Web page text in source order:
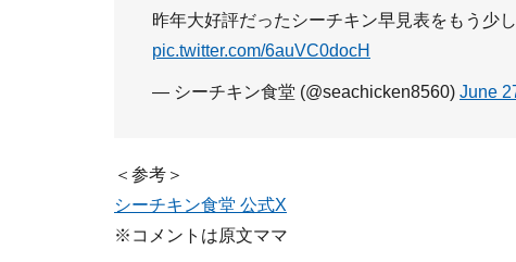
昨年大好評だったシーチキン早見表をもう少
pic.twitter.com/6auVC0docH
— シーチキン食堂 (@seachicken8560) June
＜参考＞
シーチキン食堂 公式X
※コメントは原文ママ